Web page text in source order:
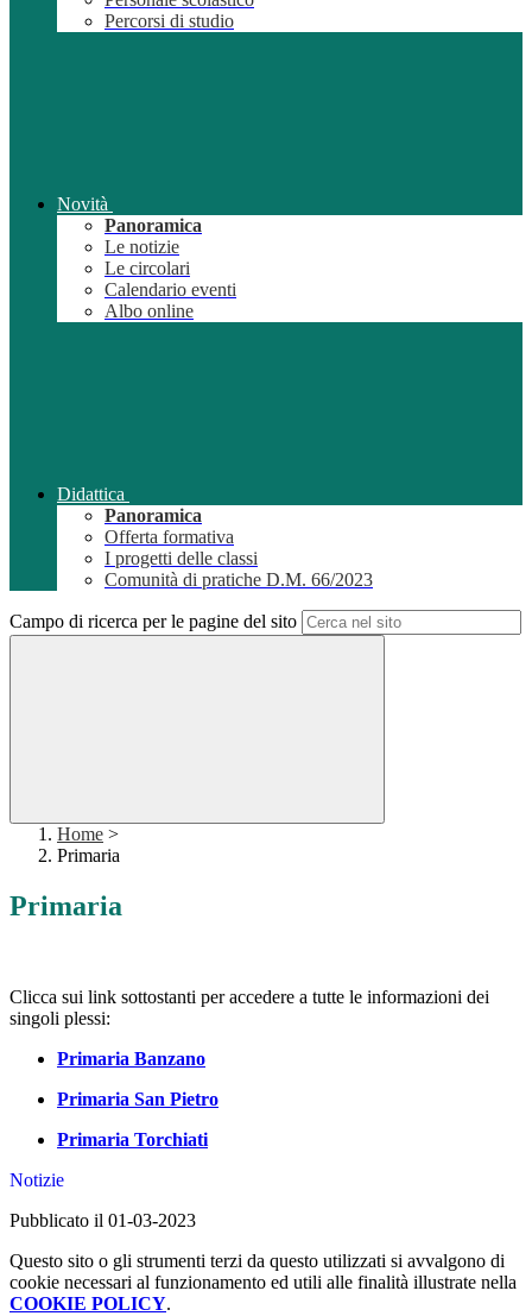
Percorsi di studio
Novità
Panoramica
Le notizie
Le circolari
Calendario eventi
Albo online
Didattica
Panoramica
Offerta formativa
I progetti delle classi
Comunità di pratiche D.M. 66/2023
Campo di ricerca per le pagine del sito
Home >
Primaria
Primaria
Clicca sui link sottostanti per accedere a tutte le informazioni dei
singoli plessi:
Primaria Banzano
Primaria San Pietro
Primaria Torchiati
Notizie
Pubblicato il 01-03-2023
Questo sito o gli strumenti terzi da questo utilizzati si avvalgono di
cookie necessari al funzionamento ed utili alle finalità illustrate nella
COOKIE POLICY.